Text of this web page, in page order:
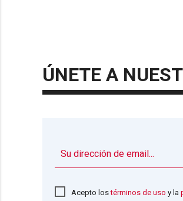
ÚNETE A
Acepto lostérminos de uso y la